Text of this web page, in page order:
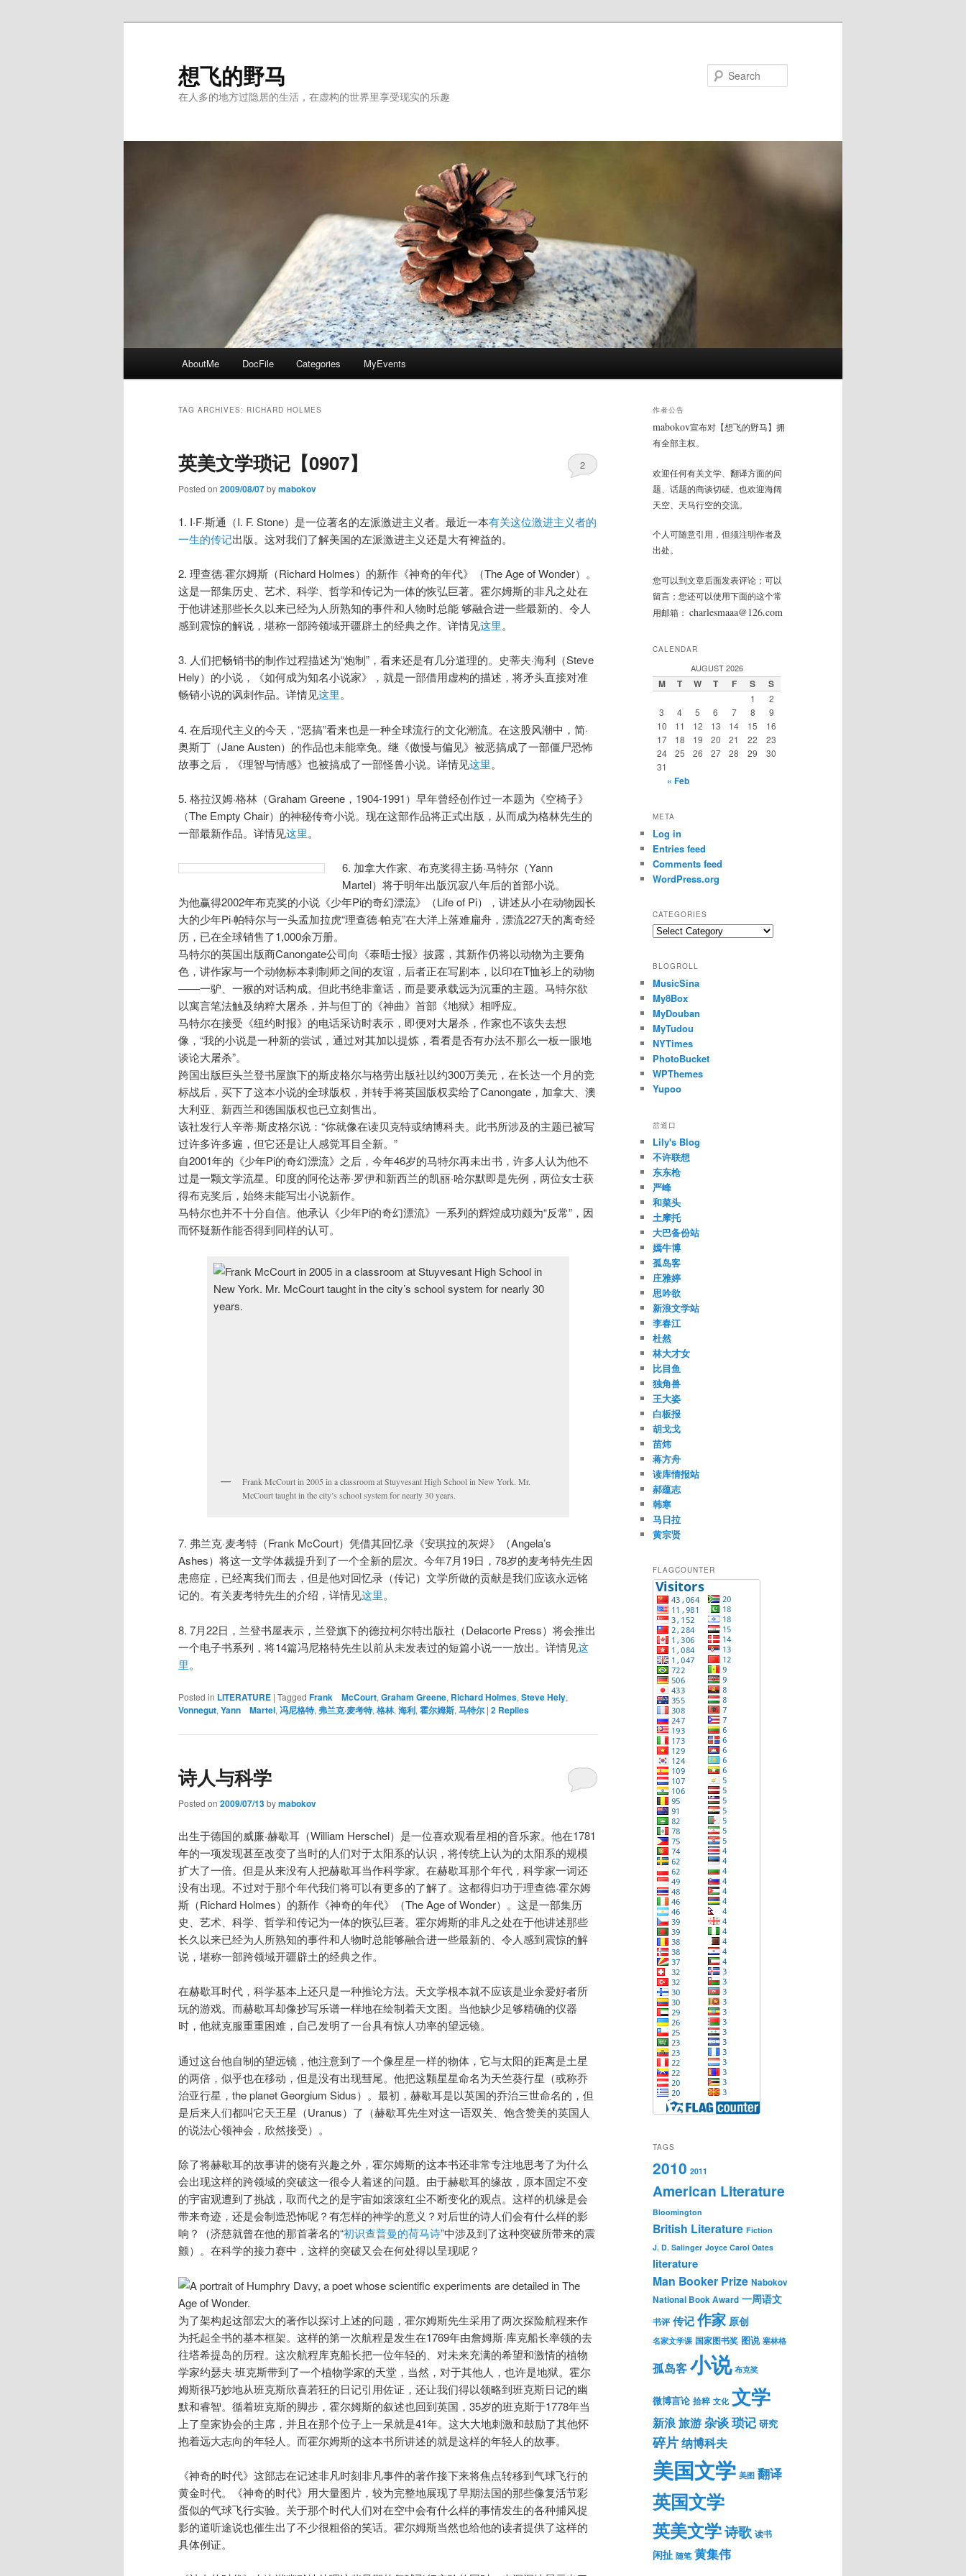
想飞的野马
在人多的地方过隐居的生活，在虚构的世界里享受现实的乐趣
AboutMe DocFile Categories MyEvents
TAG ARCHIVES: RICHARD HOLMES
英美文学琐记【0907】
Posted on 2009/08/07bymabokov
2
1. I·F·斯通（I. F. Stone）是一位著名的左派激进主义者。最近一本有关这位激进主义者的
一生的传记出版。这对我们了解美国的左派激进主义还是大有裨益的。
2. 理查德·霍尔姆斯（Richard Holmes）的新作《神奇的年代》（The Age of Wonder）。
这是一部集历史、艺术、科学、哲学和传记为一体的恢弘巨著。霍尔姆斯的非凡之处在
于他讲述那些长久以来已经为人所熟知的事件和人物时总能 够融合进一些最新的、令人
感到震惊的解说，堪称一部跨领域开疆辟土的经典之作。详情见这里。
3. 人们把畅销书的制作过程描述为“炮制”，看来还是有几分道理的。史蒂夫·海利（Steve
Hely）的小说，《如何成为知名小说家》，就是一部借用虚构的描述，将矛头直接对准
畅销小说的讽刺作品。详情见这里。
4. 在后现代主义的今天，“恶搞”看来也是一种全球流行的文化潮流。在这股风潮中，简·
奥斯丁（Jane Austen）的作品也未能幸免。继《傲慢与偏见》被恶搞成了一部僵尸恐怖
故事之后，《理智与情感》也被搞成了一部怪兽小说。详情见这里。
5. 格拉汉姆·格林（Graham Greene，1904-1991）早年曾经创作过一本题为《空椅子》
（The Empty Chair）的神秘传奇小说。现在这部作品将正式出版，从而成为格林先生的
一部最新作品。详情见这里。
6. 加拿大作家、布克奖得主扬·马特尔（Yann
Martel）将于明年出版沉寂八年后的首部小说。
为他赢得2002年布克奖的小说《少年Pi的奇幻漂流》（Life of Pi），讲述从小在动物园长
大的少年Pi·帕特尔与一头孟加拉虎“理查德·帕克”在大洋上落难扁舟，漂流227天的离奇经
历，已在全球销售了1,000余万册。
马特尔的英国出版商Canongate公司向《泰晤士报》披露，其新作仍将以动物为主要角
色，讲作家与一个动物标本剥制师之间的友谊，后者正在写剧本，以印在T恤衫上的动物
——一驴、一猴的对话构成。但此书绝非童话，而是要承载远为沉重的主题。马特尔欲
以寓言笔法触及纳粹大屠杀，并与但丁的《神曲》首部《地狱》相呼应。
马特尔在接受《纽约时报》的电话采访时表示，即便对大屠杀，作家也不该失去想
像，“我的小说是一种新的尝试，通过对其加以提炼，看看是否有办法不那么一板一眼地
谈论大屠杀”。
跨国出版巨头兰登书屋旗下的斯皮格尔与格劳出版社以约300万美元，在长达一个月的竞
标战后，买下了这本小说的全球版权，并转手将英国版权卖给了Canongate，加拿大、澳
大利亚、新西兰和德国版权也已立刻售出。
该社发行人辛蒂·斯皮格尔说：“你就像在读贝克特或纳博科夫。此书所涉及的主题已被写
过许多许多遍，但它还是让人感觉耳目全新。”
自2001年的《少年Pi的奇幻漂流》之后，今年46岁的马特尔再未出书，许多人认为他不
过是一颗文学流星。印度的阿伦达蒂·罗伊和新西兰的凯丽·哈尔默即是先例，两位女士获
得布克奖后，始终未能写出小说新作。
马特尔也并不十分自信。他承认《少年Pi的奇幻漂流》一系列的辉煌成功颇为“反常”，因
而怀疑新作能否得到同样的认可。
Frank McCourt in 2005 in a classroom at Stuyvesant High School in New York. Mr.
McCourt taught in the city’s school system for nearly 30 years.
7. 弗兰克·麦考特（Frank McCourt）凭借其回忆录《安琪拉的灰烬》（Angela’s
Ashes）将这一文学体裁提升到了一个全新的层次。今年7月19日，78岁的麦考特先生因
患癌症，已经离我们而去，但是他对回忆录（传记）文学所做的贡献是我们应该永远铭
记的。有关麦考特先生的介绍，详情见这里。
8. 7月22日，兰登书屋表示，兰登旗下的德拉柯尔特出版社（Delacorte Press）将会推出
一个电子书系列，将14篇冯尼格特先生以前从未发表过的短篇小说一一放出。详情见这
里。
Posted in LITERATURE | Tagged Frank McCourt, Graham Greene, Richard Holmes, Steve Hely,
Vonnegut, Yann Martel, 冯尼格特, 弗兰克·麦考特, 格林, 海利, 霍尔姆斯, 马特尔 | 2 Replies
诗人与科学
Posted on 2009/07/13bymabokov
出生于德国的威廉·赫歇耳 （William Herschel）是一位喜欢观看星相的音乐家。他在1781
年的一项发现甚至改变了当时的人们对于太阳系的认识，将传统上认为的太阳系的规模
扩大了一倍。但是从来没有人把赫歇耳当作科学家。在赫歇耳那个年代，科学家一词还
没有出现。不过对于那个年代我们将可以有更多的了解了。这都得归功于理查德·霍尔姆
斯（Richard Holmes）的新作《神奇的年代》（The Age of Wonder）。这是一部集历
史、艺术、科学、哲学和传记为一体的恢弘巨著。霍尔姆斯的非凡之处在于他讲述那些
长久以来已经为人所熟知的事件和人物时总能够融合进一些最新的、令人感到震惊的解
说，堪称一部跨领域开疆辟土的经典之作。
在赫歇耳时代，科学基本上还只是一种推论方法。天文学根本就不应该是业余爱好者所
玩的游戏。而赫歇耳却像抄写乐谱一样地在绘制着天文图。当他缺少足够精确的仪器
时，他就克服重重困难，自己发明了一台具有惊人功率的望远镜。
通过这台他自制的望远镜，他注意到了一个像星星一样的物体，它与太阳的距离是土星
的两倍，似乎也在移动，但是没有出现彗尾。他把这颗星星命名为天竺葵行星（或称乔
治亚行星，the planet Georgium Sidus）。最初，赫歇耳是以英国的乔治三世命名的，但
是后来人们都叫它天王星（Uranus）了（赫歇耳先生对这一语双关、饱含赞美的英国人
的说法心领神会，欣然接受）。
除了将赫歇耳的故事讲的饶有兴趣之外，霍尔姆斯的这本书还非常专注地思考了为什么
会出现这样的跨领域的突破这一很令人着迷的问题。由于赫歇耳的缘故，原本固定不变
的宇宙观遭到了挑战，取而代之的是宇宙如滚滚红尘不断变化的观点。这样的机缘是会
带来奇迹，还是会制造恐怖呢？有怎样的神学的意义？对后世的诗人们会有什么样的影
响？（济慈就曾在他的那首著名的“初识查普曼的荷马诗”中涉及到了这种突破所带来的震
颤）。在科学的接力赛中，这样的突破又会在何处得以呈现呢？
为了架构起这部宏大的著作以探讨上述的问题，霍尔姆斯先生采用了两次探险航程来作
为托起全书的基本框架。这样的第一次航程是发生在1769年由詹姆斯·库克船长率领的去
往塔希提岛的历程。这次航程库克船长把一位年轻的、对未来充满的希望和激情的植物
学家约瑟夫·班克斯带到了一个植物学家的天堂，当然，对于其他人，也许是地狱。霍尔
姆斯很巧妙地从班克斯欣喜若狂的日记引用佐证，还让我们得以领略到班克斯日记的幽
默和睿智。循着班克斯的脚步，霍尔姆斯的叙述也回到英国，35岁的班克斯于1778年当
上了皇家协会的主席，并且在那个位子上一呆就是41年。这大大地刺激和鼓励了其他怀
抱着远大志向的年轻人。而霍尔姆斯的这本书所讲述的就是这样的年轻人的故事。
《神奇的时代》这部志在记述非凡时刻非凡事件的著作接下来将焦点转移到气球飞行的
黄金时代。《神奇的时代》用大量图片，较为完整地展现了早期法国的那些像复活节彩
蛋似的气球飞行实验。关于那个时代人们对在空中会有什么样的事情发生的各种捕风捉
影的道听途说也催生出了不少很粗俗的笑话。霍尔姆斯当然也给他的读者提供了这样的
具体例证。
作者公告
mabokov宣布对【想飞的野马】拥
有全部主权。
欢迎任何有关文学、翻译方面的问
题、话题的商谈切磋。也欢迎海阔
天空、天马行空的交流。
个人可随意引用，但须注明作者及
出处。
您可以到文章后面发表评论；可以
留言；您还可以使用下面的这个常
用邮箱： charlesmaaa@126.com
CALENDAR
AUGUST 2026
M T W T F S S
1
2
3
4 5 6 7 8
9
10
11 12 13 14 15
16
17
18 19 20 21 22
23
24
25 26 27 28 29
30
31
« Feb
META
Log in
Entries feed
Comments feed
WordPress.org
CATEGORIES
Categories
BLOGROLL
MusicSina
My8Box
MyDouban
MyTudou
NYTimes
PhotoBucket
WPThemes
Yupoo
岔道口
Lily's Blog
不许联想
东东枪
严峰
和菜头
土摩托
大巴备份站
嫣牛博
孤岛客
庄雅婷
思吟欲
新浪文学站
李春江
杜然
林大才女
比目鱼
独角兽
王大姿
白板报
胡戈戈
苗炜
蒋方舟
读库情报站
郝蕴志
韩寒
马日拉
黄宗贤
FLAGCOUNTER
TAGS
2010 2011
American Literature
Bloomington
British Literature Fiction
J. D. Salinger Joyce Carol Oates
literature
Man Booker Prize Nabokov
National Book Award 一周语文
书评 传记作家 原创
名家文学课 国家图书奖 图说 塞林格
孤岛客小说 布克奖
微博言论 拾粹 文化 文学
新浪旅游杂谈琐记 研究
碎片纳博科夫
美国文学 美图 翻译
英国文学
英美文学诗歌 读书
闲扯 随笔 黄集伟